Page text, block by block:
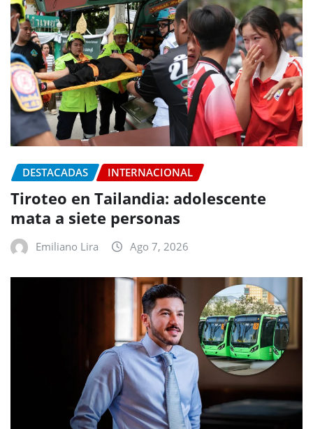
DESTACADAS INTERNACIONAL
Tiroteo en Tailandia: adolescente
mata a siete personas
Emiliano Lira Ago 7, 2026